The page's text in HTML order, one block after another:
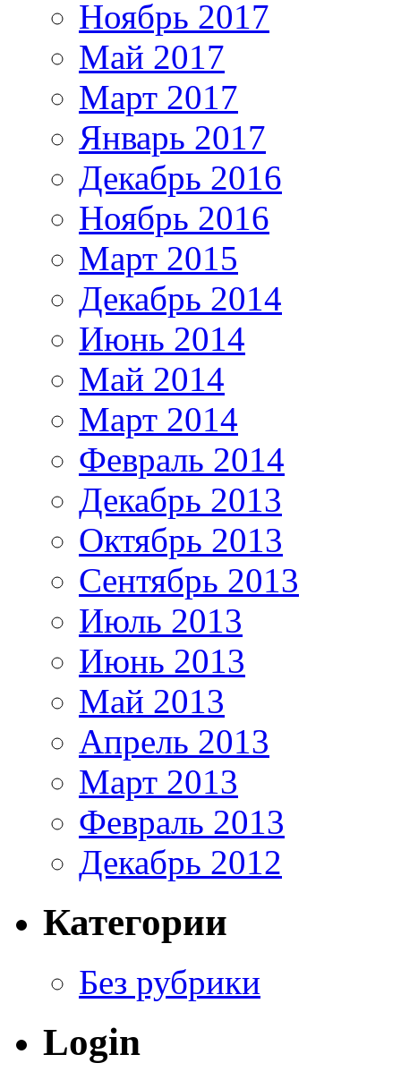
Ноябрь 2017
Май 2017
Март 2017
Январь 2017
Декабрь 2016
Ноябрь 2016
Март 2015
Декабрь 2014
Июнь 2014
Май 2014
Март 2014
Февраль 2014
Декабрь 2013
Октябрь 2013
Сентябрь 2013
Июль 2013
Июнь 2013
Май 2013
Апрель 2013
Март 2013
Февраль 2013
Декабрь 2012
Категории
Без рубрики
Login